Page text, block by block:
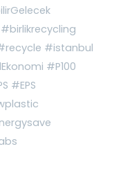
#istanbul
#P100
#EPS